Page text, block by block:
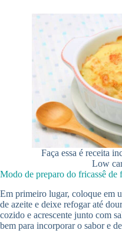
Faça essa é receita
Low
Modo de preparo do fricassê de
Em primeiro lugar, coloque em
de azeite e deixe refogar até
cozido e acrescente junto com
bem para incorporar o sabor e